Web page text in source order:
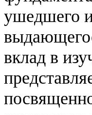
ушедшего
вклад в